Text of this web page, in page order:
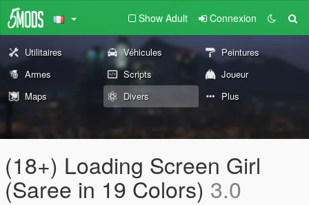
Show Adult Connexion
Utilitaires Véhicules
Peintures
Armes
Scripts
Joueur
Maps
Divers Plus
(18+) Loading Screen Girl
(Saree in 19 Colors) 3.0